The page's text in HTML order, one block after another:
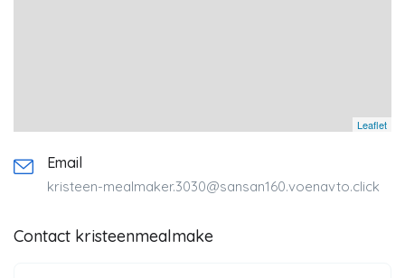
Leaflet
Email
kristeen-mealmaker.3030@sansan160.voenavto.click
Contact kristeenmealmake